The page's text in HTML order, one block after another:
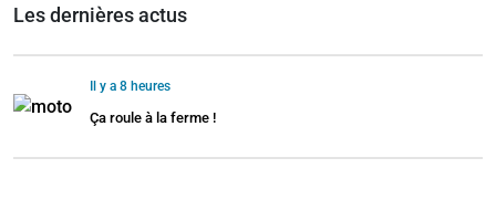
Les dernières actus
Il y a 8 heures
Ça roule à la ferme !